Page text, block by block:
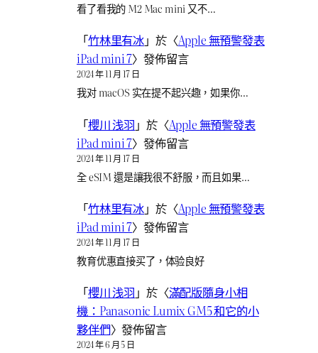
看了看我的 M2 Mac mini 又不…
「竹林里有冰」於〈Apple 無預警發表
iPad mini 7〉發佈留言
2024 年 11 月 17 日
我对 macOS 实在提不起兴趣，如果你…
「櫻川 浅羽 」於〈Apple 無預警發表
iPad mini 7〉發佈留言
2024 年 11 月 17 日
全 eSIM 還是讓我很不舒服，而且如果…
「竹林里有冰」於〈Apple 無預警發表
iPad mini 7〉發佈留言
2024 年 11 月 17 日
教育优惠直接买了，体验良好
「櫻川 浅羽 」於〈滿配版隨身小相
機：Panasonic Lumix GM5 和它的小
夥伴們〉發佈留言
2024 年 6 月 5 日